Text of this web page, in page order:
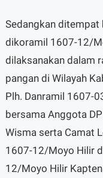
Sedangkan ditempat
dikoramil 1607-12/
dilaksanakan dalam
pangan di Wilayah
Plh. Danramil 1607-
bersama Anggota
Wisma serta Camat
1607-12/Moyo Hilir
12/Moyo Hilir